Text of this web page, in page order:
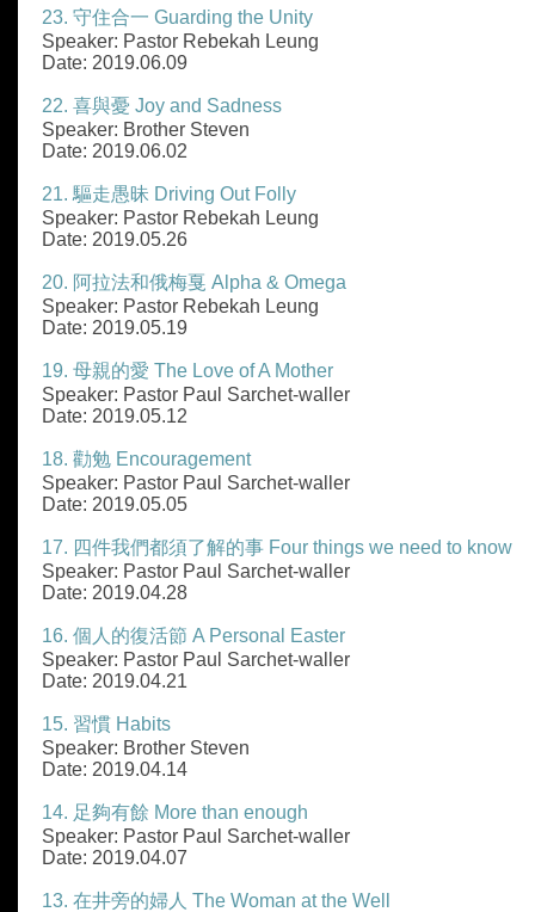
23. 守住合一 Guarding the Unity
Speaker: Pastor Rebekah Leung
Date: 2019.06.09
22. 喜與憂 Joy and Sadness
Speaker: Brother Steven
Date: 2019.06.02
21. 驅走愚昧 Driving Out Folly
Speaker: Pastor Rebekah Leung
Date: 2019.05.26
20. 阿拉法和俄梅戛 Alpha & Omega
Speaker: Pastor Rebekah Leung
Date: 2019.05.19
19. 母親的愛 The Love of A Mother
Speaker: Pastor Paul Sarchet-waller
Date: 2019.05.12
18. 勸勉 Encouragement
Speaker: Pastor Paul Sarchet-waller
Date: 2019.05.05
17. 四件我們都須了解的事 Four things we need to know
Speaker: Pastor Paul Sarchet-waller
Date: 2019.04.28
16. 個人的復活節 A Personal Easter
Speaker: Pastor Paul Sarchet-waller
Date: 2019.04.21
15. 習慣 Habits
Speaker: Brother Steven
Date: 2019.04.14
14. 足夠有餘 More than enough
Speaker: Pastor Paul Sarchet-waller
Date: 2019.04.07
13. 在井旁的婦人 The Woman at the Well